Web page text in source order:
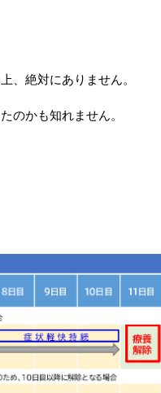
、絶対にありません。
のかも知れません。